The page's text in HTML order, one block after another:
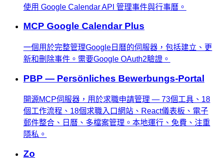
使用 Google Calendar API 管理事件與行事曆。
MCP Google Calendar Plus
一個用於完整管理Google日曆的伺服器，包括建立、更
新和刪除事件。需要Google OAuth2驗證。
PBP — Persönliches Bewerbungs-Portal
開源MCP伺服器，用於求職申請管理 — 73個工具、18
個工作流程、18個求職入口網站、React儀表板、電子
郵件整合、日曆、多檔案管理。本地運行、免費、注重
隱私。
Zo